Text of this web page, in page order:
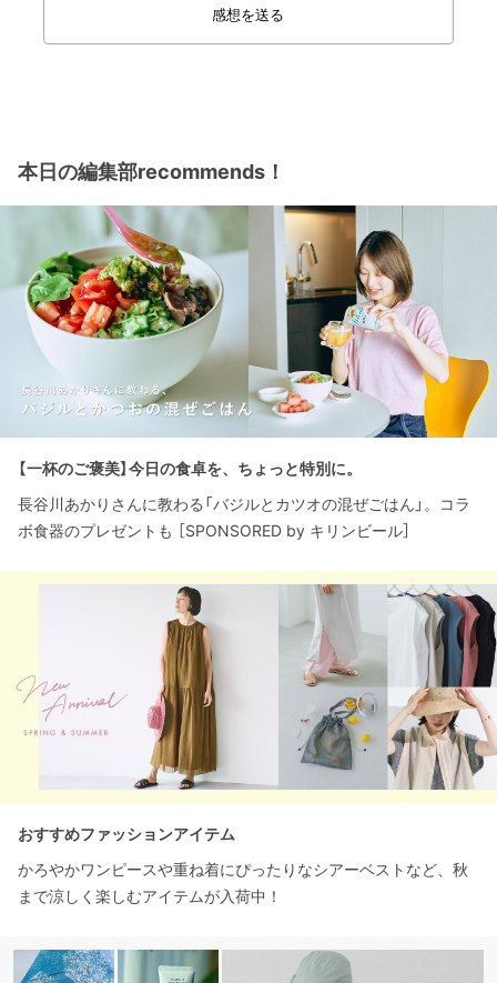
感想を送る
本日の編集部recommends！
【一杯のご褒美】今日の食卓を、ちょっと特別に。
長谷川あかりさんに教わる「バジルとカツオの混ぜごはん」。コラ
ボ食器のプレゼントも ［SPONSORED by キリンビール］
おすすめファッションアイテム
かろやかワンピースや重ね着にぴったりなシアーベストなど、秋
まで涼しく楽しむアイテムが入荷中！